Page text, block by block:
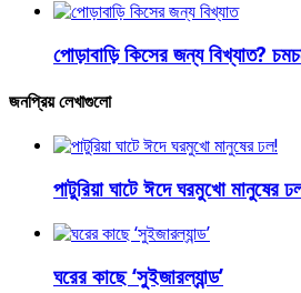
পোড়াবাড়ি কিসের জন্য বিখ্যাত?
জনপ্রিয় লেখাগুলো
পাটুরিয়া ঘাটে ঈদে ঘরমুখো মানুষের
ঘরের কাছে ‘সুইজারল্যান্ড’